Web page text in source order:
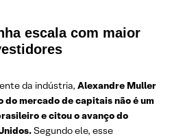
escala com maior
da indústria, Alexandre Muller
mercado de capitais não é um
e citou o avanço do
Segundo ele, esse